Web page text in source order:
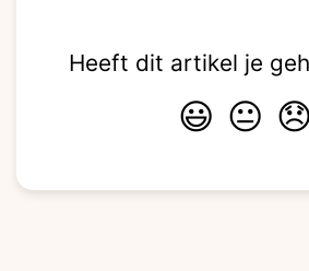
Heeft dit artikel je
😃 😐 😞